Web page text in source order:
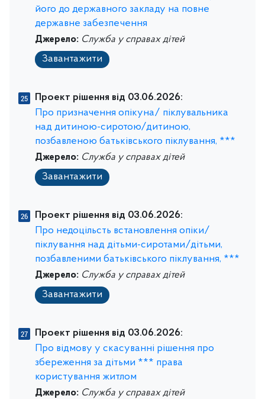
його до державного закладу на повне
державне забезпечення
Джерело: Служба у справах дітей
Завантажити
Проект рішення від 03.06.2026:
Про призначення опікуна/ піклувальника
над дитиною-сиротою/дитиною,
позбавленою батьківського піклування, ***
Джерело: Служба у справах дітей
Завантажити
Проект рішення від 03.06.2026:
Про недоцільсть встановлення опіки/
піклування над дітьми-сиротами/дітьми,
позбавленими батьківського піклування, ***
Джерело: Служба у справах дітей
Завантажити
Проект рішення від 03.06.2026:
Про відмову у скасуванні рішення про
збереження за дітьми *** права
користування житлом
Джерело: Служба у справах дітей